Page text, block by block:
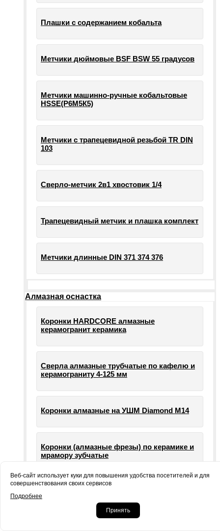
Плашки с содержанием кобальта
Метчики дюймовые BSF BSW 55 градусов
Метчики машинно-ручные кобальтовые
HSSE(Р6М5К5)
Метчики с трапецевидной резьбой TR DIN
103
Сверло-метчик 2в1 хвостовик 1/4
Трапецевидный метчик и плашка комплект
Метчики длинные DIN 371 374 376
Алмазная оснастка
Коронки HARDCORE алмазные
керамогранит керамика
Сверла алмазные трубчатые по кафелю и
керамограниту 4-125 мм
Коронки алмазные на УШМ Diamond М14
Коронки (алмазные фрезы) по керамике и
мрамору зубчатые
машин УШМ болгарки
Веб-сайт использует куки для повышения удобства посетителей и для
совершенствования своих сервисов
Подробнее
Принять